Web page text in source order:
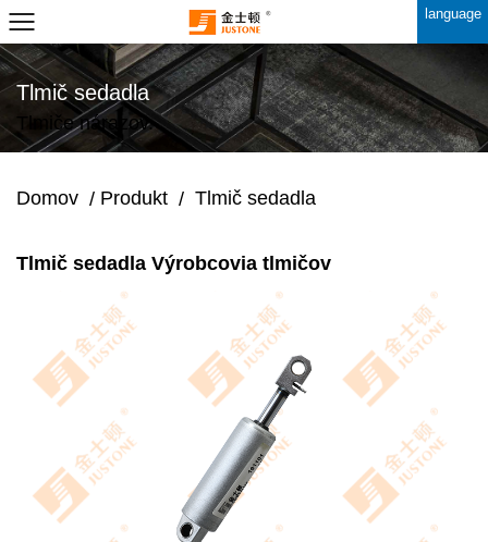
language
Tlmič sedadla
Tlmiče nárazov.
Domov / Produkt / Tlmič sedadla
Tlmič sedadla Výrobcovia tlmičov